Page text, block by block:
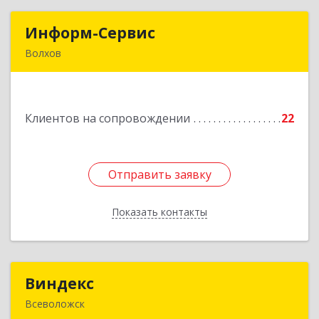
Информ-Сервис
Волхов
Клиентов на сопровождении 22
Отправить заявку
Показать контакты
Подробнее
Отправить заявку
Назад
Виндекс
Всеволожск